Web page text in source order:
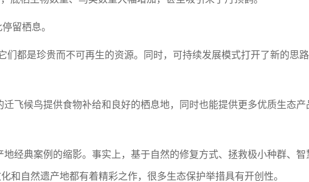
留栖息。
都是珍贵而不可再生的资源。同时，可持续发展模式打开了新的思
候鸟提供食物补给和良好的栖息地，同时也能提供更多优质生态产
典案例的缩影。事实上，基于自然的修复方式、拯救极小种群、智
和自然遗产地都有着精彩之作，很多生态保护举措具有开创性。